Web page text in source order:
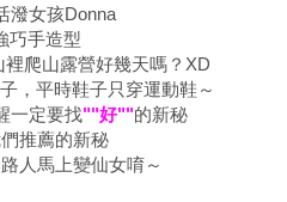
潑女孩Donna
巧手造型
爬山露營好幾天嗎？XD
，平時鞋子只穿運動鞋～
一定要找""好""的新秘
推薦的新秘
人馬上變仙女唷～